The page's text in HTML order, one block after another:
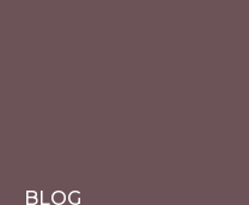
BLOG